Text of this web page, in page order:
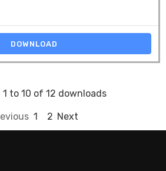
DOWNLOAD
to 10 of 12 downloads
1 2 Next